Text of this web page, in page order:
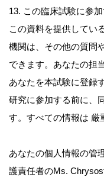
13. この臨床試験に参
この資料を提供してい
機関は、その他の質問
できます。あなたの担
あなたを本試験に登録
研究に参加する前に、
す。すべての情報は 厳
あなたの個人情報の管
護責任者のMs.